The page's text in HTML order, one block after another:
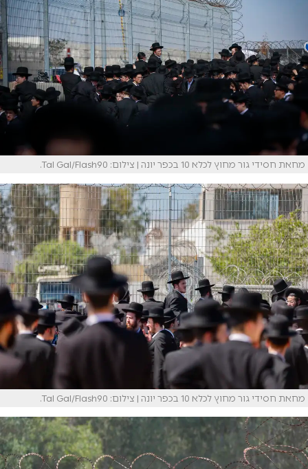
מחאת חסידי גור מחוץ לכלא 10 בכפר יונה | צילום: Tal Gal/Flash90.
מחאת חסידי גור מחוץ לכלא 10 בכפר יונה | צילום: Tal Gal/Flash90.